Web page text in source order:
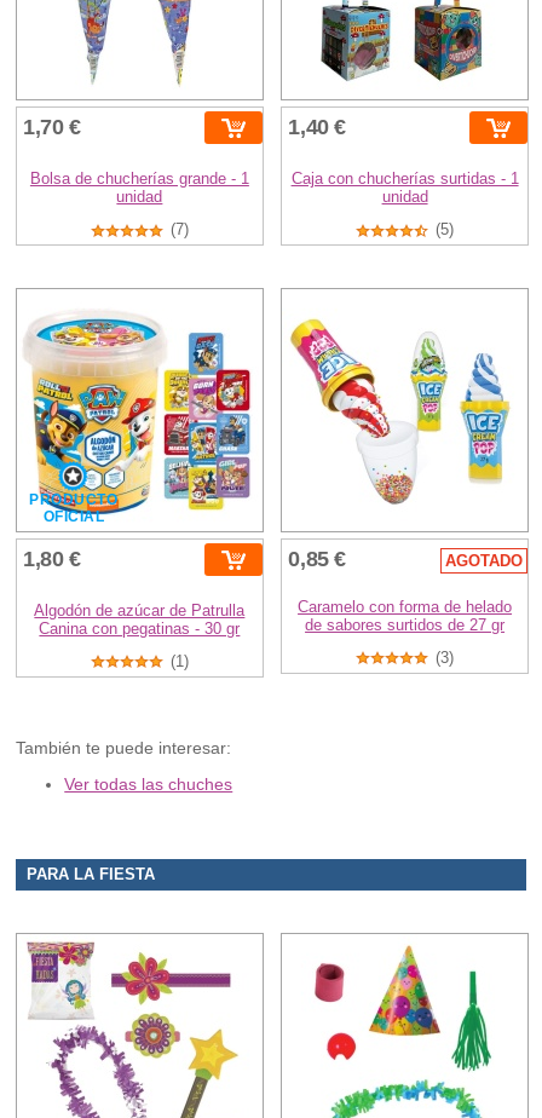
1,70 €
Bolsa de chucherías grande - 1
unidad
(7)
1,40 €
Caja con chucherías surtidas - 1
unidad
(5)
PRODUCTO
OFICIAL
1,80 €
Algodón de azúcar de Patrulla
Canina con pegatinas - 30 gr
(1)
0,85 € AGOTADO
Caramelo con forma de helado
de sabores surtidos de 27 gr
(3)
También te puede interesar:
Ver todas las chuches
PARA LA FIESTA